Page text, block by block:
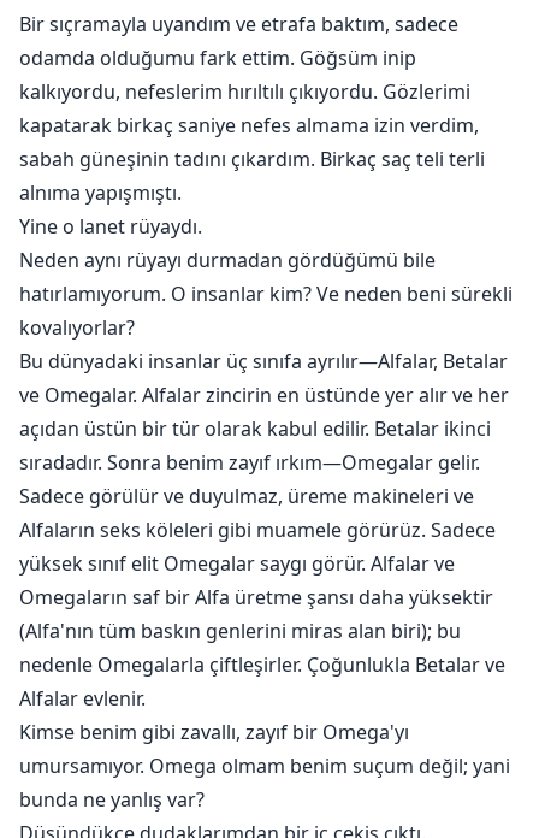
Bir sıçramayla uyandım ve etrafa baktım, sadece
odamda olduğumu fark ettim. Göğsüm inip
kalkıyordu, nefeslerim hırıltılı çıkıyordu. Gözlerimi
kapatarak birkaç saniye nefes almama izin verdim,
sabah güneşinin tadını çıkardım. Birkaç saç teli terli
alnıma yapışmıştı.
Yine o lanet rüyaydı.
Neden aynı rüyayı durmadan gördüğümü bile
hatırlamıyorum. O insanlar kim? Ve neden beni sürekli
kovalıyorlar?
Bu dünyadaki insanlar üç sınıfa ayrılır—Alfalar, Betalar
ve Omegalar. Alfalar zincirin en üstünde yer alır ve her
açıdan üstün bir tür olarak kabul edilir. Betalar ikinci
sıradadır. Sonra benim zayıf ırkım—Omegalar gelir.
Sadece görülür ve duyulmaz, üreme makineleri ve
Alfaların seks köleleri gibi muamele görürüz. Sadece
yüksek sınıf elit Omegalar saygı görür. Alfalar ve
Omegaların saf bir Alfa üretme şansı daha yüksektir
(Alfa'nın tüm baskın genlerini miras alan biri); bu
nedenle Omegalarla çiftleşirler. Çoğunlukla Betalar ve
Alfalar evlenir.
Kimse benim gibi zavallı, zayıf bir Omega'yı
umursamıyor. Omega olmam benim suçum değil; yani
bunda ne yanlış var?